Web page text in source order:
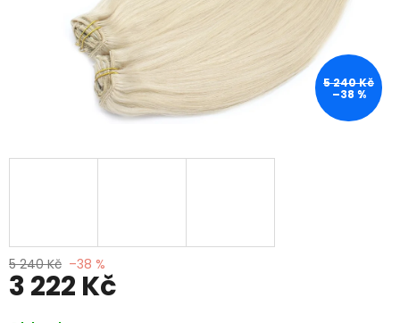
5 240 Kč
–38 %
5 240 Kč –38 %
3 222 Kč